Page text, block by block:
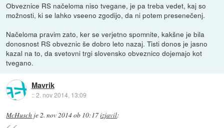
Obveznice RS načeloma niso tvegane, je pa treba vedet, kaj so
možnosti, ki se lahko vseeno zgodijo, da ni potem presenečenj.
Načeloma pravim zato, ker se verjetno spomnite, kakšne je bila
donosnost RS obveznic še dobro leto nazaj. Tisti donos je jasno
kazal na to, da svetovni trgi slovensko obveznico dojemajo kot
tvegano.
Mavrik
::2. nov 2014, 13:09
McHusch je 2. nov 2014 ob 10:17izjavil: